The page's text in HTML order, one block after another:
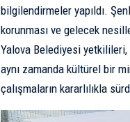
bilgilendirmeler yapıldı.
korunması ve gelecek
Yalova Belediyesi yetkilileri,
aynı zamanda kültürel bir
çalışmaların kararlılıkla